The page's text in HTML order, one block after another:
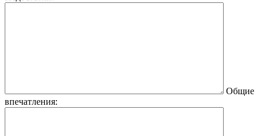
Общие
впечатления: